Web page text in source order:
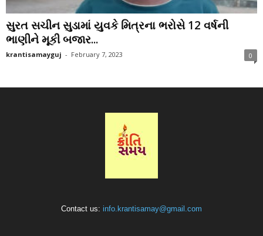
સુરત સચીન સુડામાં યુવકે મિત્રના ભરોસે 12 વર્ષની
ભાણીને મૂકી બજાર...
krantisamayguj - February 7, 2023 0
Contact us: info.krantisamay@gmail.com